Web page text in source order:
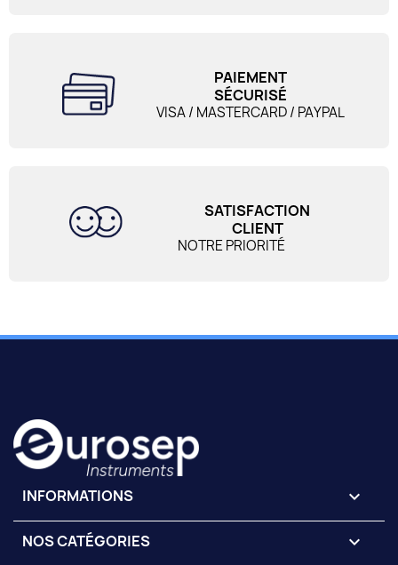
PAIEMENT
SÉCURISÉ
VISA / MASTERCARD / PAYPAL
SATISFACTION
CLIENT
NOTRE PRIORITÉ
INFORMATIONS keyboard_arrow_down
NOS CATÉGORIES 